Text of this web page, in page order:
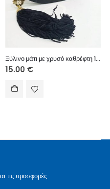
Ξύλινο μάτι με χρυσό καθρέφτη 18X9 εκ.
15.00 €
τις προσφορές